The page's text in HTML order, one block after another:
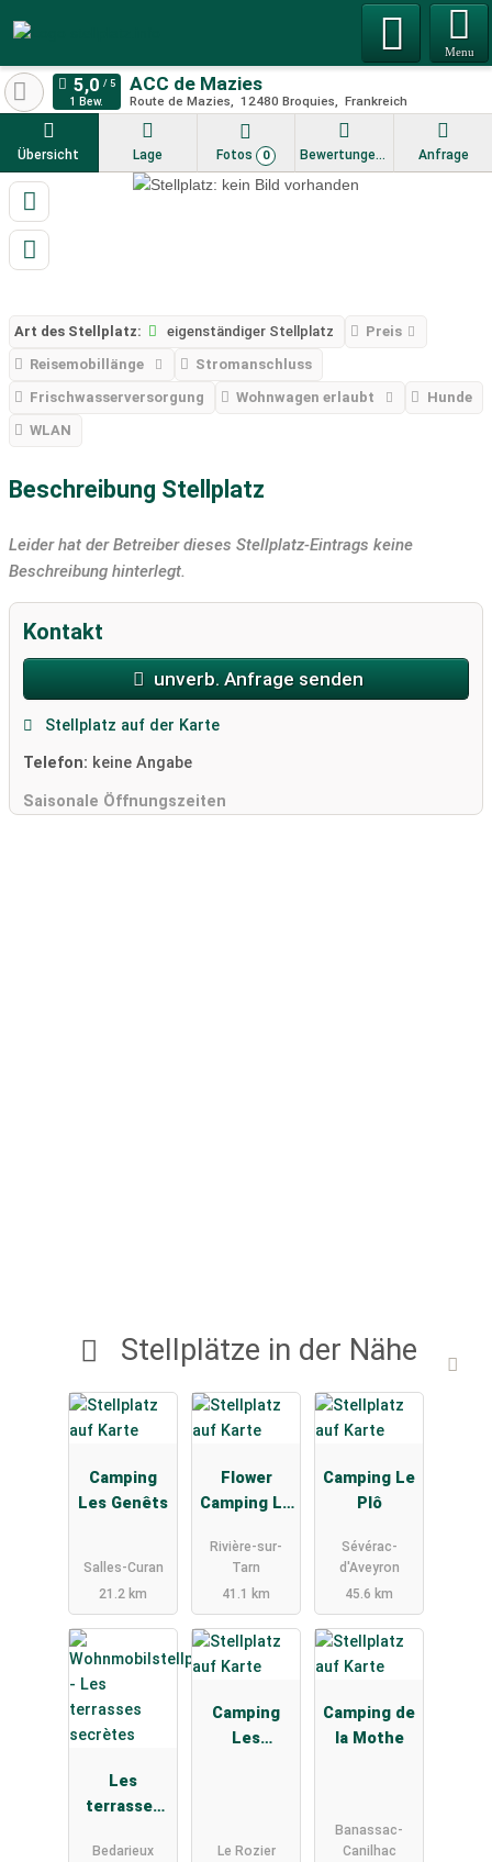
Menu
ACC de Mazies
Route de Mazies 12480 Broquies Frankreich
1 Bew.
Übersicht Lage Fotos 0 Bewertungen Anfrage
Art des Stellplatz: eigenständiger Stellplatz
Preis
Reisemobillänge
Stromanschluss
Frischwasserversorgung
Wohnwagen erlaubt
Hunde
WLAN
Beschreibung Stellplatz
Leider hat der Betreiber dieses Stellplatz-Eintrags keine
Beschreibung hinterlegt.
Kontakt
unverb. Anfrage senden
Stellplatz auf der Karte
Telefon: keine Angabe
Saisonale Öffnungszeiten
Stellplätze in der Nähe
Camping
Les Genêts
Salles-Curan
21.2 km
Flower
Camping Le
Rivière-sur-
Tarn
41.1 km
Camping Le
Plô
Sévérac-
d'Aveyron
45.6 km
Les
terrasses
Bedarieux
Camping
Les
Le Rozier
Camping de
la Mothe
Banassac-
Canilhac